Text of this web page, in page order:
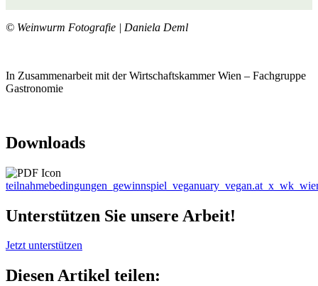
© Weinwurm Fotografie | Daniela Deml
In Zusammenarbeit mit der Wirtschaftskammer Wien – Fachgruppe
Gastronomie
Downloads
Unterstützen Sie unsere Arbeit!
Jetzt unterstützen
Diesen Artikel teilen: